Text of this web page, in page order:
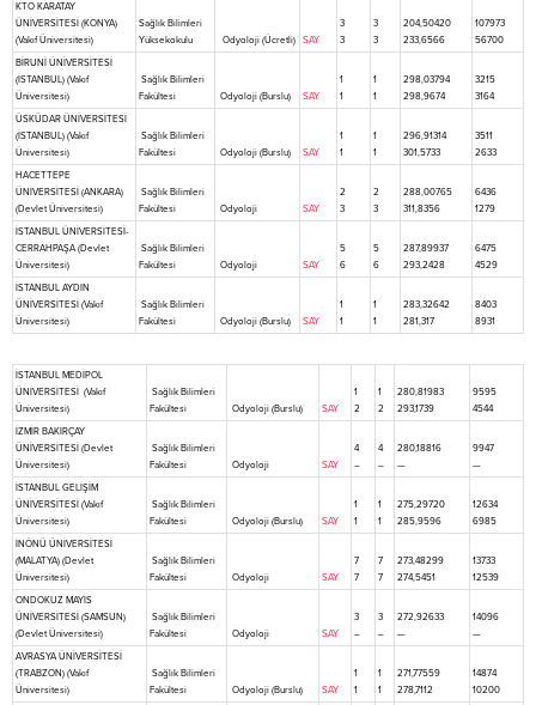
KTO KARATAY
ÜNİVERSİTESİ (KONYA)
(Vakıf Üniversitesi)
Sağlık Bilimleri
Yüksekokulu
Odyoloji (Ücretli) SAY
3
3
3
3
204,50420
233,6566
107973
56700
BİRUNİ ÜNİVERSİTESİ
(İSTANBUL) (Vakıf
Üniversitesi)
Sağlık Bilimleri
Fakültesi
Odyoloji (Burslu) SAY
1
1
1
1
298,03794
298,9674
3215
3164
ÜSKÜDAR ÜNİVERSİTESİ
(İSTANBUL) (Vakıf
Üniversitesi)
Sağlık Bilimleri
Fakültesi
Odyoloji (Burslu) SAY
1
1
1
1
296,91314
301,5733
3511
2633
HACETTEPE
ÜNİVERSİTESİ (ANKARA)
(Devlet Üniversitesi)
Sağlık Bilimleri
Fakültesi
Odyoloji SAY
2
3
2
3
288,00765
311,8356
6436
1279
İSTANBUL ÜNİVERSİTESİ-
CERRAHPAŞA (Devlet
Üniversitesi)
Sağlık Bilimleri
Fakültesi
Odyoloji SAY
5
6
5
6
287,89937
293,2428
6475
4529
İSTANBUL AYDIN
ÜNİVERSİTESİ (Vakıf
Üniversitesi)
Sağlık Bilimleri
Fakültesi
Odyoloji (Burslu) SAY
1
1
1
1
283,32642
281,317
8403
8931
İSTANBUL MEDİPOL
ÜNİVERSİTESİ (Vakıf
Üniversitesi)
Sağlık Bilimleri
Fakültesi
Odyoloji (Burslu) SAY
1
2
1
2
280,81983
293,1739
9595
4544
İZMİR BAKIRÇAY
ÜNİVERSİTESİ (Devlet
Üniversitesi)
Sağlık Bilimleri
Fakültesi
Odyoloji SAY
4
–
4
–
280,18816
—
9947
—
İSTANBUL GELİŞİM
ÜNİVERSİTESİ (Vakıf
Üniversitesi)
Sağlık Bilimleri
Fakültesi
Odyoloji (Burslu) SAY
1
1
1
1
275,29720
285,9596
12634
6985
İNÖNÜ ÜNİVERSİTESİ
(MALATYA) (Devlet
Üniversitesi)
Sağlık Bilimleri
Fakültesi
Odyoloji SAY
7
7
7
7
273,48299
274,5451
13733
12539
ONDOKUZ MAYIS
ÜNİVERSİTESİ (SAMSUN)
(Devlet Üniversitesi)
Sağlık Bilimleri
Fakültesi
Odyoloji SAY
3
–
3
–
272,92633
—
14096
—
AVRASYA ÜNİVERSİTESİ
(TRABZON) (Vakıf
Üniversitesi)
Sağlık Bilimleri
Fakültesi
Odyoloji (Burslu) SAY
1
1
1
1
271,77559
278,7112
14874
10200